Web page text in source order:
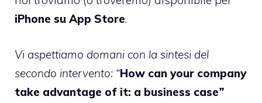
iPhone su App Store.
Vi aspettiamo domani con la sintesi del
secondo intervento: “How can your company
take advantage of it: a business case”